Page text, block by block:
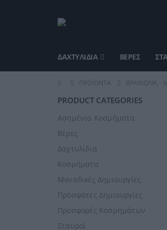
ΔΑΧΤΥΛΊΔΙΑ ΒΈΡΕΣ
ΠΡΟΪΌΝΤΑ ΒΡΑΧΙΌΛΙΑ,
PRODUCT CATEGORIES
Ασημένια Κοσμήματα
Βέρες
Δαχτυλίδια
Κοσμήματα
Μοναδικές Δημιουργίες
Πρόσφατες Δημιουργίες
Προσφορές Κοσμημάτων
Σταυροί